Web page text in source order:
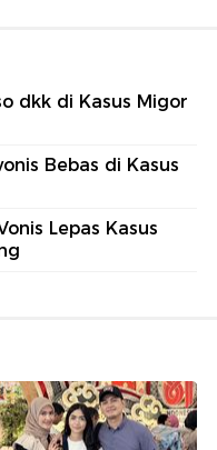
dkk di Kasus Migor
Bebas di Kasus
Lepas Kasus